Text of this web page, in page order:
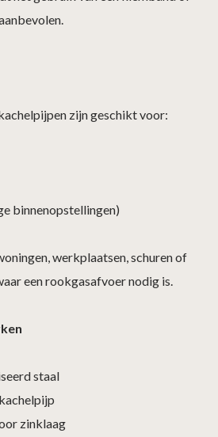
zijn geschikt voor:
binnenopstellingen)
werkplaatsen, schuren of
een rookgasafvoer nodig is.
staal
zinklaag